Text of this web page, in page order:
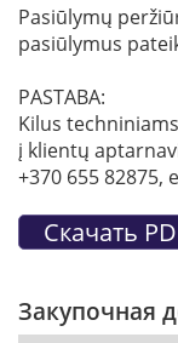
Pasiūlymų
pasiūlymus
PASTABA:
Kilus
į klientų
+370 655 82875,
Закупочная